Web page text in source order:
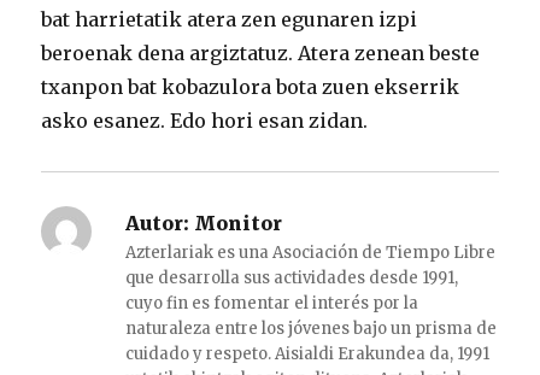
bat harrietatik atera zen egunaren izpi
beroenak dena argiztatuz. Atera zenean beste
txanpon bat kobazulora bota zuen ekserrik
asko esanez. Edo hori esan zidan.
Autor: Monitor
Azterlariak es una Asociación de Tiempo Libre
que desarrolla sus actividades desde 1991,
cuyo fin es fomentar el interés por la
naturaleza entre los jóvenes bajo un prisma de
cuidado y respeto. Aisialdi Erakundea da, 1991